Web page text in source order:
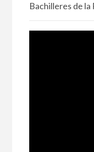
Bachilleres de